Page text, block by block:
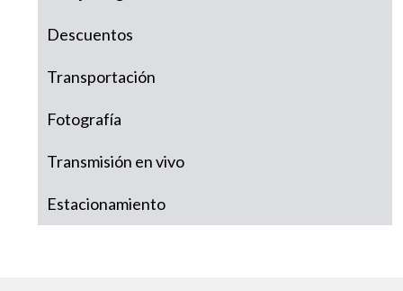
Descuentos
Transportación
Fotografía
Transmisión en vivo
Estacionamiento